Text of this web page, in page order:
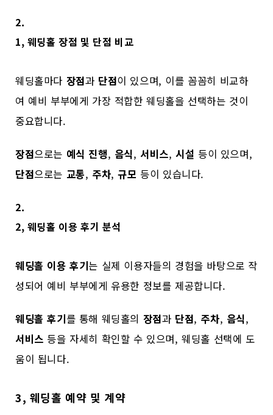
2.
1, 웨딩홀 장점 및 단점 비교
웨딩홀마다 장점과 단점이 있으며, 이를 꼼꼼히 비교하
여 예비 부부에게 가장 적합한 웨딩홀을 선택하는 것이
중요합니다.
장점으로는 예식 진행, 음식,서비스,시설 등이 있으며,
단점으로는 교통, 주차,규모 등이 있습니다.
2.
2, 웨딩홀 이용 후기 분석
웨딩홀 이용 후기는 실제 이용자들의 경험을 바탕으로 작
성되어 예비 부부에게 유용한 정보를 제공합니다.
웨딩홀 후기를 통해 웨딩홀의 장점과 단점, 주차, 음식,
서비스 등을 자세히 확인할 수 있으며, 웨딩홀 선택에 도
움이 됩니다.
3, 웨딩홀 예약 및 계약